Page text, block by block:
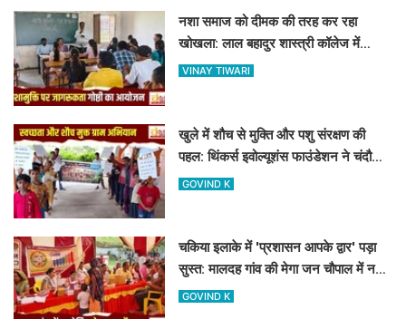
नशा समाज को दीमक की तरह कर रहा
खोखला: लाल बहादुर शास्त्री कॉलेज में
नशामुक्ति गोष्ठी का आयोजन
VINAY TIWARI
खुले में शौच से मुक्ति और पशु संरक्षण की
पहल: थिंकर्स इवोल्यूशंस फाउंडेशन ने चंदौली
के गांवों में चलाया अभियान
GOVIND K
चकिया इलाके में 'प्रशासन आपके द्वार' पड़ा
सुस्त: मालदह गांव की मेगा जन चौपाल में नहीं
पहुंचे बड़े अफसर
GOVIND K